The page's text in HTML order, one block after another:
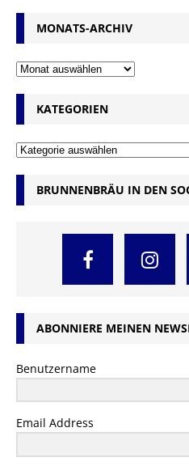
MONATS-ARCHIV
KATEGORIEN
BRUNNENBRÄU IN DEN
ABONNIERE MEINEN
Benutzername
Email Address